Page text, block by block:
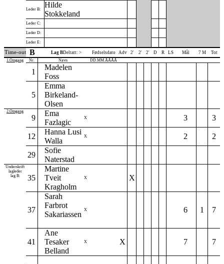
Leder B:
Hilde
Stokkeland
Leder C:
Leder D:
Leder E:
Time-out B Lag BDeltatt: > Fødselsdato Adv 2' 2' 2' D R LS Mål 7 M Tot
1.Omgang Nr. Navn DD.MM.ÅÅÅÅ
1
Madelen
Foss
5
Emma
Birkeland-
Olsen
2.Omgang
9
Ema
Fazlagic
X 3 3
12
Hanna Lusi
Walla
X 2 2
29
Sofie
Naterstad
Underskrift
lagleder
lag B:
35
Martine
Tveit
Kragholm
X X
37
Sarah
Farbrot
Sakariassen
X 6 1 7
41
Ane
Tesaker
Belland
X X 7 7